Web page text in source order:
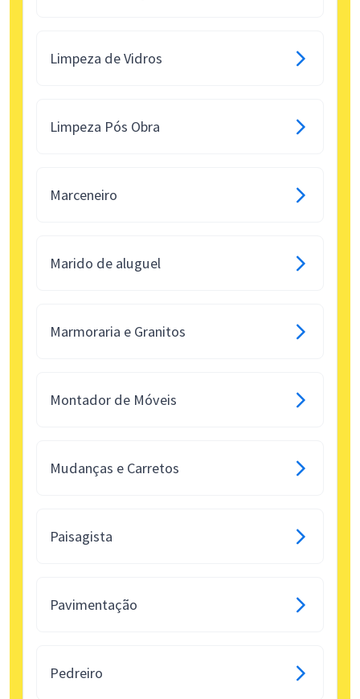
Limpeza de Vidros
Limpeza Pós Obra
Marceneiro
Marido de aluguel
Marmoraria e Granitos
Montador de Móveis
Mudanças e Carretos
Paisagista
Pavimentação
Pedreiro